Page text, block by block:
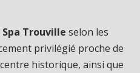
Trouville selon les
privilégié proche de
historique, ainsi que